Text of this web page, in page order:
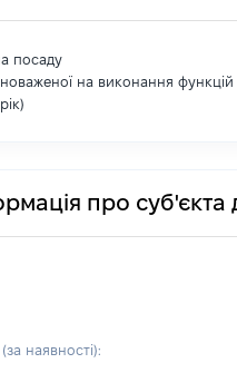
посаду
на виконання
про
наявності):